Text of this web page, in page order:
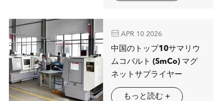
 APR 10 2026
中国のトップ10サマリウ
ムコバルト (SmCo) マグ
ネットサプライヤー
もっと読む +